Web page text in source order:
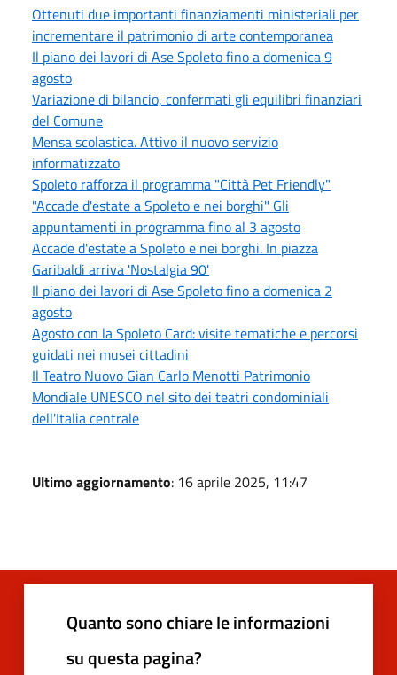
Ottenuti due importanti finanziamenti ministeriali per
incrementare il patrimonio di arte contemporanea
Il piano dei lavori di Ase Spoleto fino a domenica 9
agosto
Variazione di bilancio, confermati gli equilibri finanziari
del Comune
Mensa scolastica. Attivo il nuovo servizio
informatizzato
Spoleto rafforza il programma "Città Pet Friendly"
"Accade d'estate a Spoleto e nei borghi" Gli
appuntamenti in programma fino al 3 agosto
Accade d'estate a Spoleto e nei borghi. In piazza
Garibaldi arriva 'Nostalgia 90'
Il piano dei lavori di Ase Spoleto fino a domenica 2
agosto
Agosto con la Spoleto Card: visite tematiche e percorsi
guidati nei musei cittadini
Il Teatro Nuovo Gian Carlo Menotti Patrimonio
Mondiale UNESCO nel sito dei teatri condominiali
dell'Italia centrale
Ultimo aggiornamento: 16 aprile 2025, 11:47
Quanto sono chiare le informazioni
su questa pagina?